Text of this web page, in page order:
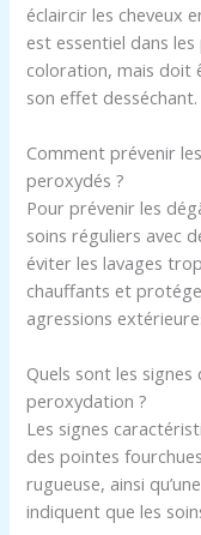
éclaircir les cheveux
est essentiel dans
coloration, mais doit
son effet desséchant.
Comment prévenir
peroxydés ?
Pour prévenir les
soins réguliers avec
éviter les lavages
chauffants et
agressions
Quels sont les signes
peroxydation ?
Les signes
des pointes
rugueuse, ainsi
indiquent que les